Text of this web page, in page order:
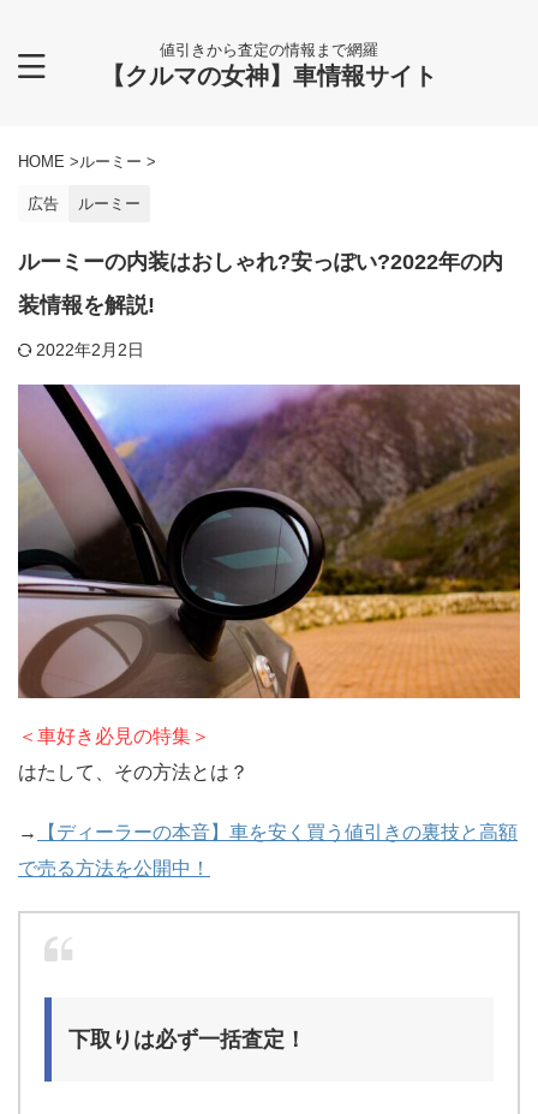
値引きから査定の情報まで網羅
【クルマの女神】車情報サイト
HOME >ルーミー >
広告 ルーミー
ルーミーの内装はおしゃれ?安っぽい?2022年の内
装情報を解説!
2022年2月2日
＜車好き必見の特集＞
はたして、その方法とは？
→
【ディーラーの本音】車を安く買う値引きの裏技と高額
で売る方法を公開中！
下取りは必ず一括査定！